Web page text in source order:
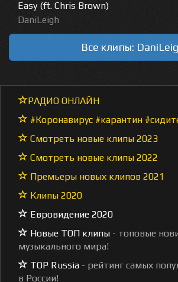
Easy (ft. Chris Brown)
DaniLeigh
Все клипы:
РАДИО ОНЛАЙН
#Коронавирус #карантин
Смотреть новые клипы 2023
Смотреть новые клипы 2022
Премьеры новых клипов 2021
Клипы 2020
Евровидение 2020
Новые ТОП клипы - топовые
музыкального мира!
TOP Russia - рейтинг самых
в России!